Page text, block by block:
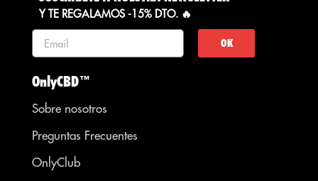
Y TE REGALAMOS -15% DTO. 🔥
OK
OnlyCBD™
Sobre nosotros
Preguntas Frecuentes
OnlyClub